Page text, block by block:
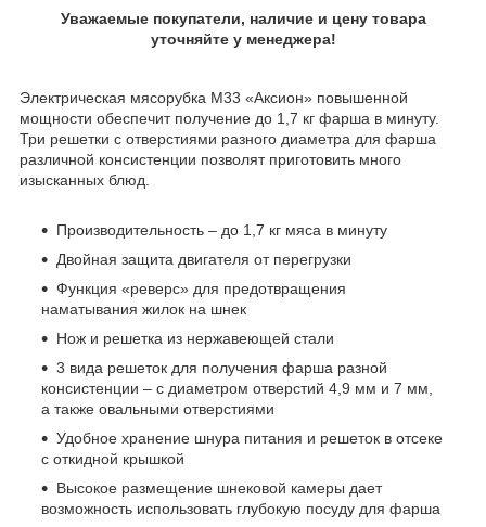
Уважаемые покупатели, наличие и цену товара
уточняйте у менеджера!
Электрическая мясорубка М33 «Аксион» повышенной
мощности обеспечит получение до 1,7 кг фарша в минуту.
Три решетки с отверстиями разного диаметра для фарша
различной консистенции позволят приготовить много
изысканных блюд.
Производительность – до 1,7 кг мяса в минуту
Двойная защита двигателя от перегрузки
Функция «реверс» для предотвращения
наматывания жилок на шнек
Нож и решетка из нержавеющей стали
3 вида решеток для получения фарша разной
консистенции – с диаметром отверстий 4,9 мм и 7 мм,
а также овальными отверстиями
Удобное хранение шнура питания и решеток в отсеке
с откидной крышкой
Высокое размещение шнековой камеры дает
возможность использовать глубокую посуду для фарша